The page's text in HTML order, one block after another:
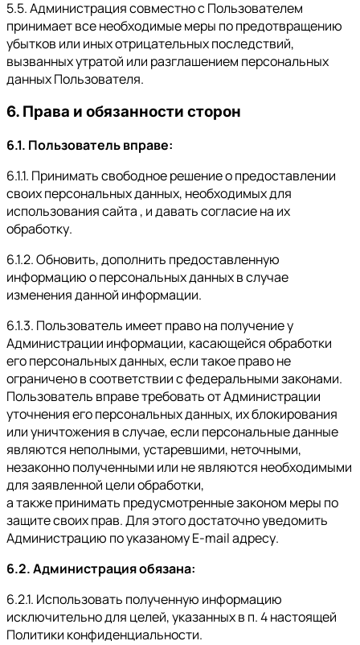
5.5. Администрация совместно с Пользователем
принимает все необходимые меры по предотвращению
убытков или иных отрицательных последствий,
вызванных утратой или разглашением персональных
данных Пользователя.
6. Права и обязанности сторон
6.1. Пользователь вправе:
6.1.1. Принимать свободное решение о предоставлении
своих персональных данных, необходимых для
использования сайта , и давать согласие на их
обработку.
6.1.2. Обновить, дополнить предоставленную
информацию о персональных данных в случае
изменения данной информации.
6.1.3. Пользователь имеет право на получение у
Администрации информации, касающейся обработки
его персональных данных, если такое право не
ограничено в соответствии с федеральными законами.
Пользователь вправе требовать от Администрации
уточнения его персональных данных, их блокирования
или уничтожения в случае, если персональные данные
являются неполными, устаревшими, неточными,
незаконно полученными или не являются необходимыми
для заявленной цели обработки,
а также принимать предусмотренные законом меры по
защите своих прав. Для этого достаточно уведомить
Администрацию по указаному E-mail адресу.
6.2. Администрация обязана:
6.2.1. Использовать полученную информацию
исключительно для целей, указанных в п. 4 настоящей
Политики конфиденциальности.